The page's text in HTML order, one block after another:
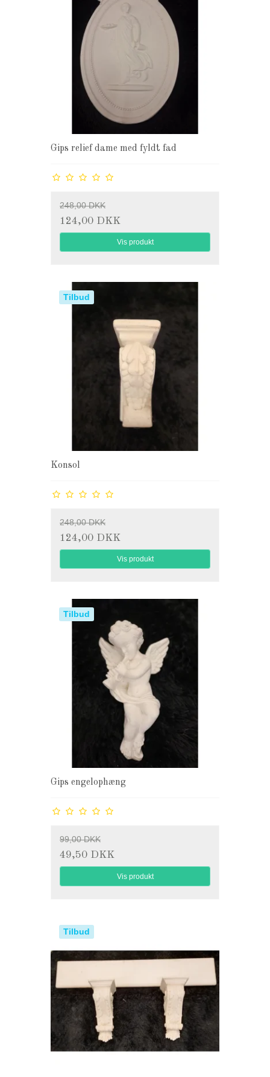
Gips relief dame med fyldt fad
248,00 DKK
124,00 DKK
Vis produkt
Tilbud
Konsol
248,00 DKK
124,00 DKK
Vis produkt
Tilbud
Gips engelophæng
99,00 DKK
49,50 DKK
Vis produkt
Tilbud